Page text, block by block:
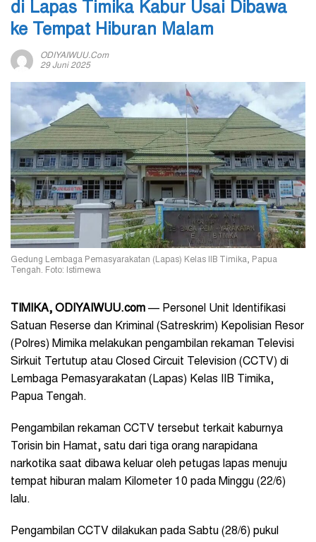
di Lapas Timika Kabur Usai Dibawa
ke Tempat Hiburan Malam
ODIYAIWUU.com
29 Juni 2025
Gedung Lembaga Pemasyarakatan (Lapas) Kelas IIB Timika, Papua
Tengah. Foto: Istimewa
TIMIKA, ODIYAIWUU.com — Personel Unit Identifikasi
Satuan Reserse dan Kriminal (Satreskrim) Kepolisian Resor
(Polres) Mimika melakukan pengambilan rekaman Televisi
Sirkuit Tertutup atau Closed Circuit Television (CCTV) di
Lembaga Pemasyarakatan (Lapas) Kelas IIB Timika,
Papua Tengah.
Pengambilan rekaman CCTV tersebut terkait kaburnya
Torisin bin Hamat, satu dari tiga orang narapidana
narkotika saat dibawa keluar oleh petugas lapas menuju
tempat hiburan malam Kilometer 10 pada Minggu (22/6)
lalu.
Pengambilan CCTV dilakukan pada Sabtu (28/6) pukul